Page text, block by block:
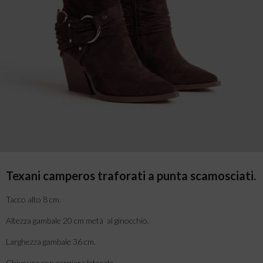
Texani camperos traforati a punta scamosciati.
Tacco alto 8 cm.
Altezza gambale 20 cm metà al ginocchio.
Larghezza gambale 36 cm.